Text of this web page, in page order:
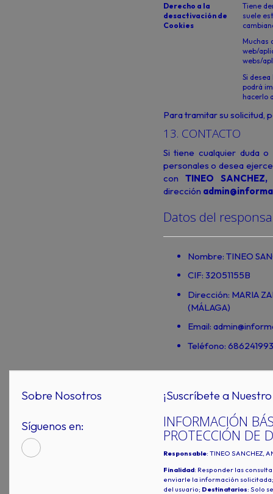
Derecho a la
desactivación de
Cookies
Tiene
suele
Muchas
web/
webs/
Si
podrá
hacerlo
Para tramitar su solicitud,
13. CONTACTO
Si tiene cualquier duda
personales o desea
con TINEO
dirección
Datos del
Nombre: TINEO
CIF: 32051155B
Dirección: MARIA
(MÁLAGA)
Email:
Teléfono: 686241993
Sobre Nosotros
Síguenos en:
¡Suscríbete a
INFORMACIÓN
PROTECCIÓN DE
Responsable: TINEO SANCHEZ,
Finalidad: Responder las
enviarle la información
del usuario; Destinatarios: Solo